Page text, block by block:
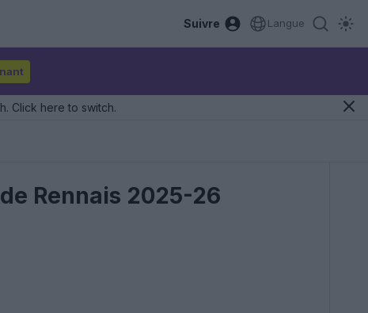
Suivre Langue
Click here to switch.
Rennais 2025-26